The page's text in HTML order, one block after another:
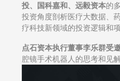
投、国科嘉和、远毅资本的
投资角度剖析医疗大数据、
疗科技新领域的投资逻辑和项
点石资本执行董事李乐群受
腔镜手术机器人的思考和见解